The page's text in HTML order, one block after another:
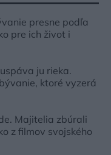
presne podľa
pre ich život i
ju rieka.
ktoré vyzerá
Majitelia zbúrali
z filmov svojského